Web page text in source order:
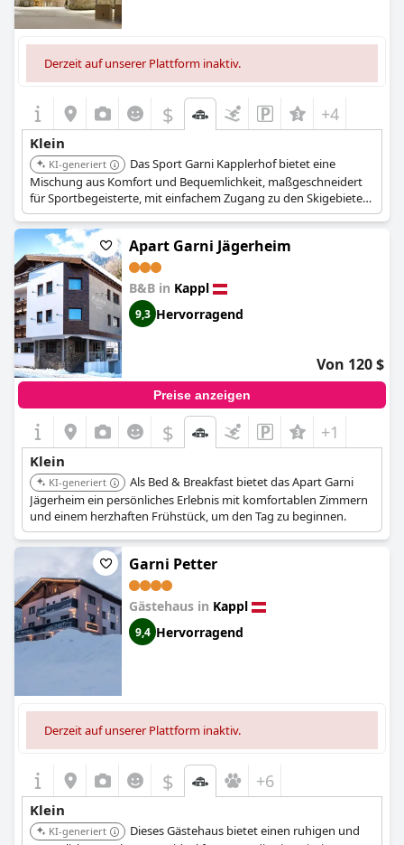
Derzeit auf unserer Plattform inaktiv.
$ +4
Klein
KI-generiert
Das Sport Garni Kapplerhof bietet eine
Mischung aus Komfort und Bequemlichkeit, maßgeschneidert
für Sportbegeisterte, mit einfachem Zugang zu den Skigebieten
Ischgl/Kappl.
Apart Garni Jägerheim
B&B in Kappl
9,3 Hervorragend
Von 120 $
Preise anzeigen
$ +1
Klein
KI-generiert
Als Bed & Breakfast bietet das Apart Garni
Jägerheim ein persönliches Erlebnis mit komfortablen Zimmern
und einem herzhaften Frühstück, um den Tag zu beginnen.
Garni Petter
Gästehaus in Kappl
9,4 Hervorragend
Derzeit auf unserer Plattform inaktiv.
$ +6
Klein
KI-generiert
Dieses Gästehaus bietet einen ruhigen und